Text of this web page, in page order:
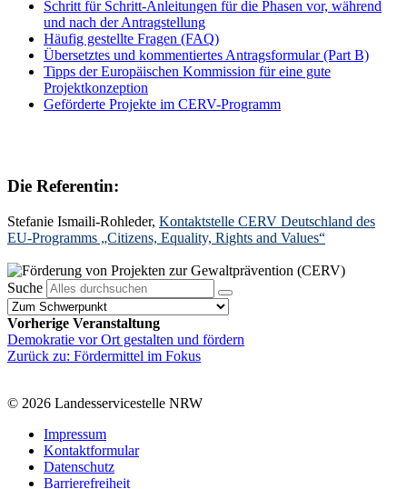
Schritt für Schritt-Anleitungen für die Phasen vor, während
und nach der Antragstellung
Häufig gestellte Fragen (FAQ)
Übersetztes und kommentiertes Antragsformular (Part B)
Tipps der Europäischen Kommission für eine gute
Projektkonzeption
Geförderte Projekte im CERV-Programm
Die Referentin:
Stefanie Ismaili-Rohleder, Kontaktstelle CERV Deutschland des
EU-Programms „Citizens, Equality, Rights and Values“
Suche
Vorherige Veranstaltung
Demokratie vor Ort gestalten und fördern
Zurück zu: Fördermittel im Fokus
© 2026 Landesservicestelle NRW
Impressum
Kontaktformular
Datenschutz
Barrierefreiheit